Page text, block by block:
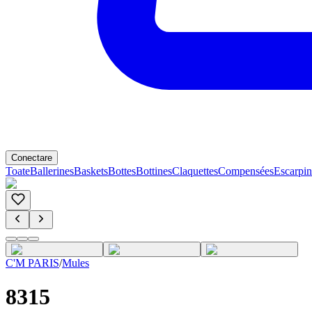
Conectare
ToateBallerinesBasketsBottesBottinesClaquettesCompensées
C'M PARIS/Mules
8315